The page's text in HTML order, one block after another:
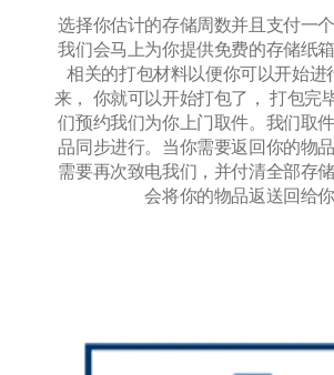
选择你估计的存储周数并且支付一
我们会马上为你提供免费的存储纸
相关的打包材料以便你可以开始进
来， 你就可以开始打包了， 打包完
们预约我们为你上门取件。我们取
品同步进行。当你需要返回你的物
需要再次致电我们，并付清全部存
会将你的物品返送回给你